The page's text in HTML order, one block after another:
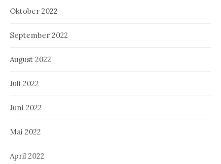
Oktober 2022
September 2022
August 2022
Juli 2022
Juni 2022
Mai 2022
April 2022